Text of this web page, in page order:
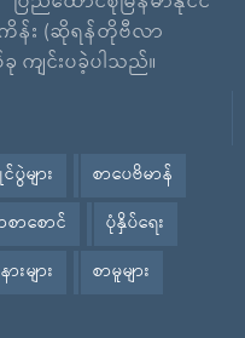
ကိန်း (ဆိုရန်တိုဗီလာ
ကျင်းပခဲ့ပါသည်။
ပွဲများ
စာပေဗိမာန်
ာစောင်
ပုံနှိပ်ရေး
များ စာမူများ